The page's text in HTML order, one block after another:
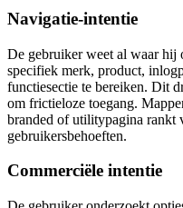
Navigatie-intentie
De gebruiker weet al waar hij
specifiek merk, product,
functiesectie te bereiken. Dit
om frictieloze toegang.
branded of utilitypagina rankt
gebruikersbehoeften.
Commerciële intentie